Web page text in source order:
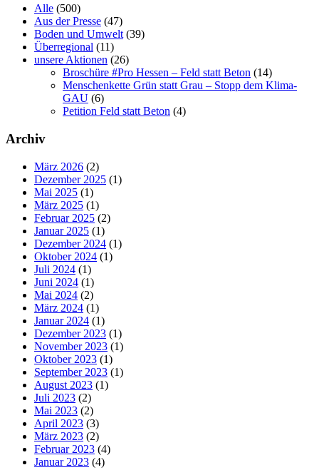
Alle (500)
Aus der Presse (47)
Boden und Umwelt (39)
Überregional (11)
unsere Aktionen (26)
Broschüre #Pro Hessen – Feld statt Beton (14)
Menschenkette Grün statt Grau – Stopp dem Klima-
GAU (6)
Petition Feld statt Beton (4)
Archiv
März 2026 (2)
Dezember 2025 (1)
Mai 2025 (1)
März 2025 (1)
Februar 2025 (2)
Januar 2025 (1)
Dezember 2024 (1)
Oktober 2024 (1)
Juli 2024 (1)
Juni 2024 (1)
Mai 2024 (2)
März 2024 (1)
Januar 2024 (1)
Dezember 2023 (1)
November 2023 (1)
Oktober 2023 (1)
September 2023 (1)
August 2023 (1)
Juli 2023 (2)
Mai 2023 (2)
April 2023 (3)
März 2023 (2)
Februar 2023 (4)
Januar 2023 (4)